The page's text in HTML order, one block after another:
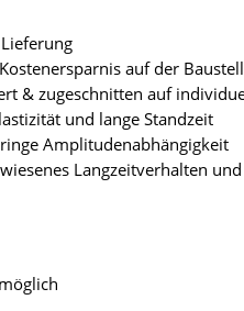
auf der
& zugeschnitten auf
und lange Standzeit
Amplitudenabhängigkeit
Langzeitverhalten